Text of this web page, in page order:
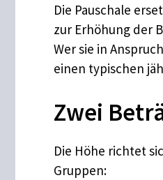
Die Pauschale
zur Erhöhung der
Wer sie in
einen typischen
Zwei
Die Höhe richtet
Gruppen: